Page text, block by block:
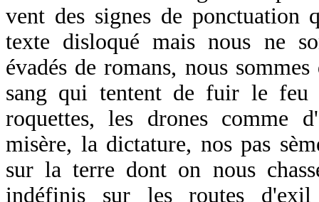
vent des signes de ponctuation
texte disloqué mais nous ne
évadés de romans, nous
sang qui tentent de fuir le feu
roquettes, les drones comme
misère, la dictature, nos pas
sur la terre dont on nous
indéfinis sur les routes